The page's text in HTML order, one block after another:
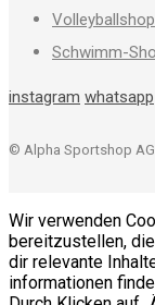
Volleyballshop
Schwimm-
instagram whatsapp
© Alpha Sportshop
Wir verwenden
bereitzustellen,
dir relevante
informationen